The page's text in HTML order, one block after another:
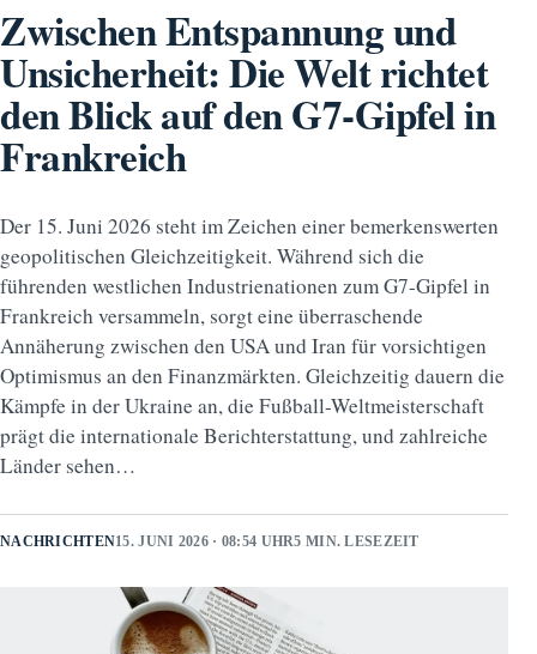
Zwischen Entspannung und
Unsicherheit: Die Welt richtet
den Blick auf den G7-Gipfel in
Frankreich
Der 15. Juni 2026 steht im Zeichen einer bemerkenswerten
geopolitischen Gleichzeitigkeit. Während sich die
führenden westlichen Industrienationen zum G7-Gipfel in
Frankreich versammeln, sorgt eine überraschende
Annäherung zwischen den USA und Iran für vorsichtigen
Optimismus an den Finanzmärkten. Gleichzeitig dauern die
Kämpfe in der Ukraine an, die Fußball-Weltmeisterschaft
prägt die internationale Berichterstattung, und zahlreiche
Länder sehen…
NACHRICHTEN15. JUNI 2026 · 08:54 UHR5 MIN. LESEZEIT